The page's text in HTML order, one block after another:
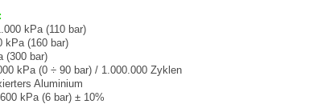
kPa (110 bar)
kPa (160 bar)
(300 bar)
kPa (0 ÷ 90 bar) / 1.000.000 Zyklen
Aluminium
kPa (6 bar) ± 10%